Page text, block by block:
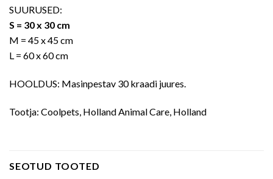
SUURUSED:
S = 30 x 30 cm
M = 45 x 45 cm
L = 60 x 60 cm
HOOLDUS: Masinpestav 30 kraadi juures.
Tootja: Coolpets, Holland Animal Care, Holland
SEOTUD TOOTED